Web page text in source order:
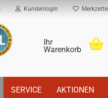
Kundenlogin Merkzettel
Ihr
Warenkorb
SERVICE AKTIONEN